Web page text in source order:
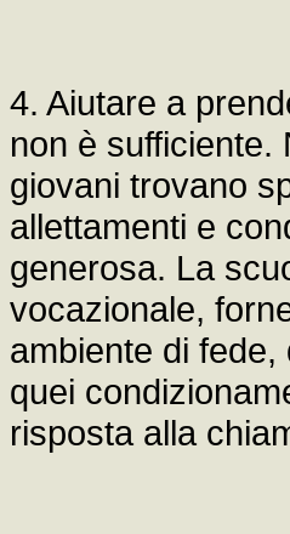
4. Aiutare a
non è sufficiente.
giovani trovano
allettamenti e
generosa. La
vocazionale,
ambiente di
quei
risposta alla